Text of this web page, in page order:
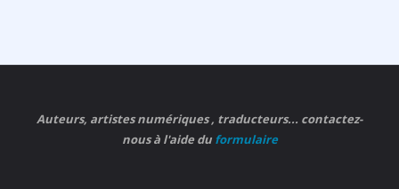
Auteurs, artistes numériques , traducteurs... contactez-
nous à l'aide du formulaire